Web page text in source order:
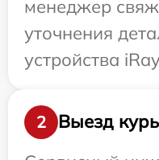
менеджер
уточнения
устройства
2
Выезд